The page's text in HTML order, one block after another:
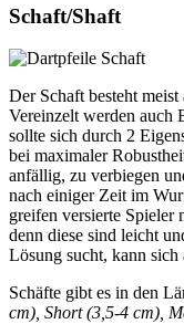
Schaft/Shaft
Der Schaft besteht
Vereinzelt werden auch
sollte sich durch 2
bei maximaler
anfällig, zu verbiegen
nach einiger Zeit im
greifen versierte Spieler
denn diese sind leicht
Lösung sucht, kann sich
Schäfte gibt es in den
cm), Short (3,5-4 cm),